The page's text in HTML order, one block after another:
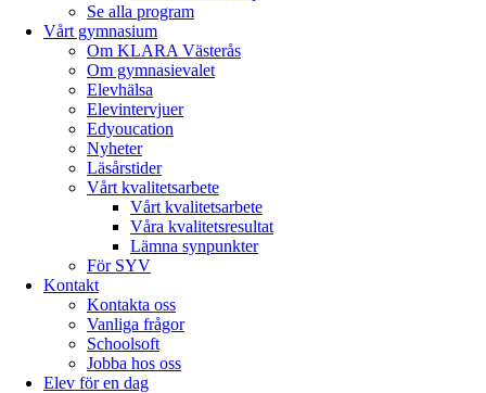
Se alla program
Vårt gymnasium
Om KLARA Västerås
Om gymnasievalet
Elevhälsa
Elevintervjuer
Edyoucation
Nyheter
Läsårstider
Vårt kvalitetsarbete
Vårt kvalitetsarbete
Våra kvalitetsresultat
Lämna synpunkter
För SYV
Kontakt
Kontakta oss
Vanliga frågor
Schoolsoft
Jobba hos oss
Elev för en dag